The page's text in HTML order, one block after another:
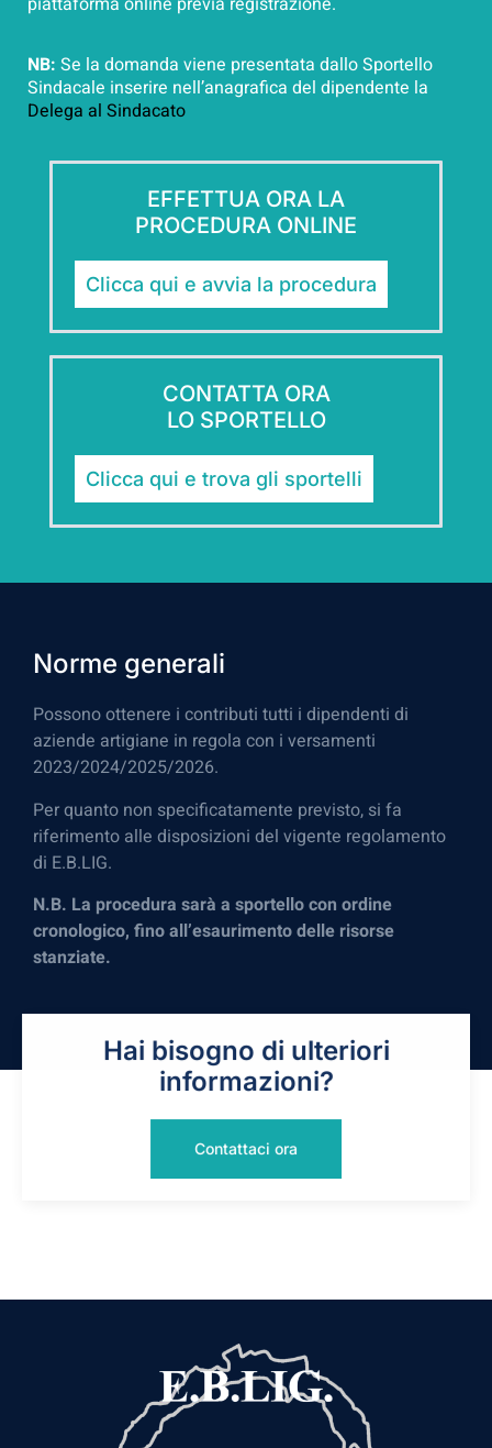
NB: Se la domanda viene presentata dallo Sportello
Sindacale inserire nell’anagrafica del dipendente la
Delega al Sindacato
EFFETTUA ORA LA
PROCEDURA ONLINE
Clicca qui e avvia la procedura
CONTATTA ORA
LO SPORTELLO
Clicca qui e trova gli sportelli
Norme generali
Possono ottenere i contributi tutti i dipendenti di
aziende artigiane in regola con i versamenti
2023/2024/2025/2026.
Per quanto non specificatamente previsto, si fa
riferimento alle disposizioni del vigente regolamento
di E.B.LIG.
N.B. La procedura sarà a sportello con ordine
cronologico, fino all’esaurimento delle risorse
stanziate.
Hai bisogno di ulteriori
informazioni?
Contattaci ora